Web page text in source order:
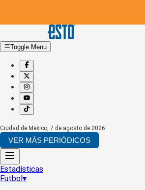
Toggle Menu
Ciudad de Mexico, 7 de agosto de 2026
VER MÁS PERIÓDICOS
Estadísticas
Futbol▾